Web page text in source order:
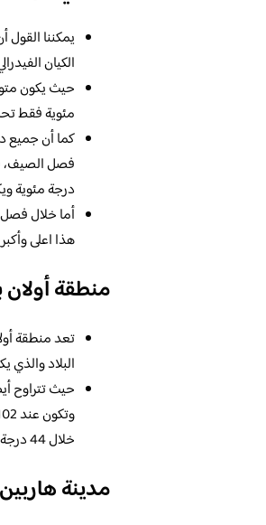
يمكننا
الكيان
مئوية فقط
درجة مئوية
هذا اعلى وأكبر من
منطقة أولان
تعد منطقة
البلاد والذي
حيث تتراوح
خلال 44 درجة فقط تحت الصفر وتصل إلى 39 إلى 42 درجة مئوية فقط تحت الصفر).
مدينة